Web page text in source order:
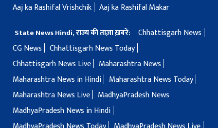
Aaj ka Rashifal Vrishchik Aaj ka Rashifal Makar
State News Hindi, राज्य की ताज़ा ख़बरें:
Chhattisgarh News
CG News
Chhattisgarh News Today
Chhattisgarh News Live
Maharashtra News
Maharashtra News in Hindi
Maharashtra News Today
Maharashtra News Live
MadhyaPradesh News
MadhyaPradesh News in Hindi